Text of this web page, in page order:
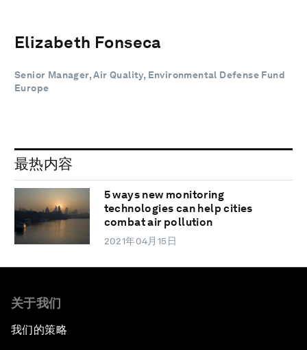
Elizabeth Fonseca
Senior Manager, Air Quality, Environmental Defense Fund
Europe
最热内容
5 ways new monitoring
technologies can help cities
combat air pollution
2021年04月15日
关于我们
我们的策略